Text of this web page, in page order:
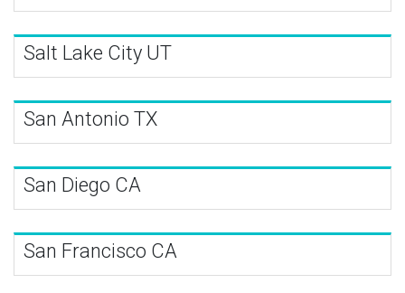
Salt Lake City UT
San Antonio TX
San Diego CA
San Francisco CA